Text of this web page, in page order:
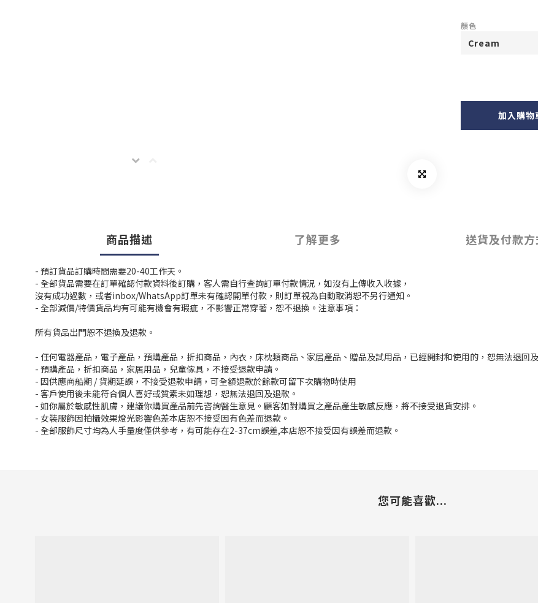
顏色
加入購物
商品描述 了解更多 送貨及付款方
- 預訂貨品訂購時間需要20-40工作天。
- 全部貨品需要在訂單確認付款資料後訂購，客人需自行查詢訂單付款情況，如沒有上傳收入收據，
沒有成功過數，或者inbox/WhatsApp訂單未有確認開單付款，則訂單視為自動取消恕不另行通知。
- 全部減價/特價貨品均有可能有機會有瑕疵，不影響正常穿著，恕不退換。注意事項：
所有貨品出門恕不退換及退款。
- 任何電器產品，電子產品，預購產品，折扣商品，內衣，床枕類商品、家居產品、贈品及試用品，已經開封和使用的，恕無法退回
- 預購產品，折扣商品，家居用品，兒童傢具，不接受退款申請。
- 因供應商船期 / 貨期延誤，不接受退款申請，可全額退款於餘款可留下次購物時使用
- 客戶使用後未能符合個人喜好或質素未如理想，恕無法退回及退款。
- 如你屬於敏感性肌膚，建議你購買產品前先咨詢醫生意見。顧客如對購買之產品產生敏感反應，將不接受退貨安排。
- 女裝服飾因拍攝效果燈光影響色差本店恕不接受因有色差而退款。
- 全部服飾尺寸均為人手量度僅供參考，有可能存在2-37cm誤差,本店恕不接受因有誤差而退款。
您可能喜歡...